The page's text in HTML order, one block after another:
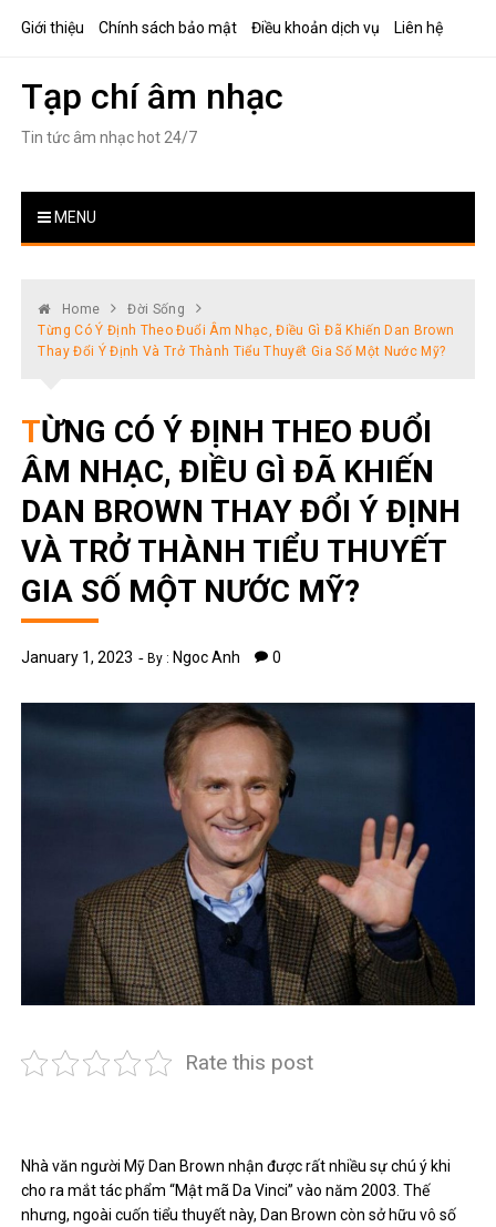
Giới thiệu Chính sách bảo mật Điều khoản dịch vụ Liên hệ
Tạp chí âm nhạc
Tin tức âm nhạc hot 24/7
MENU
Home
Đời Sống
Từng Có Ý Định Theo Đuổi Âm Nhạc, Điều Gì Đã Khiến Dan Brown
Thay Đổi Ý Định Và Trở Thành Tiểu Thuyết Gia Số Một Nước Mỹ?
TỪNG CÓ Ý ĐỊNH THEO ĐUỔI
ÂM NHẠC, ĐIỀU GÌ ĐÃ KHIẾN
DAN BROWN THAY ĐỔI Ý ĐỊNH
VÀ TRỞ THÀNH TIỂU THUYẾT
GIA SỐ MỘT NƯỚC MỸ?
January 1, 2023 By : Ngoc Anh 0
Rate this post
Nhà văn người Mỹ Dan Brown nhận được rất nhiều sự chú ý khi
cho ra mắt tác phẩm “Mật mã Da Vinci” vào năm 2003. Thế
nhưng, ngoài cuốn tiểu thuyết này, Dan Brown còn sở hữu vô số